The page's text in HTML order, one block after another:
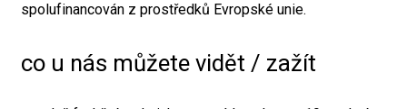
spolufinancován z prostředků Evropské unie.
co u nás můžete vidět / zažít